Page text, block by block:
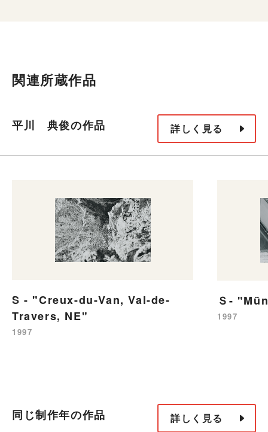
関連所蔵作品
平川 典俊の作品 詳しく見る
S - "Creux-du-Van, Val-de-
Travers, NE"
1997
Ｓ-
1997
同じ制作年の作品 詳しく見る